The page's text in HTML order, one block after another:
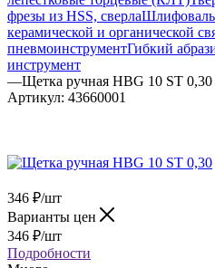
фрезы из HSS, сверла
керамической и органической
пневмоинструментГибкий
инструмент
—Щетка ручная HBG 10 ST 0,30
Артикул: 43660001
346 ₽/шт
Варианты цен
346 ₽/шт
Подробности